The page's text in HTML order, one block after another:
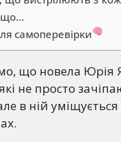
що…
самоперевірки
що новела Юрія
які не просто
в ній